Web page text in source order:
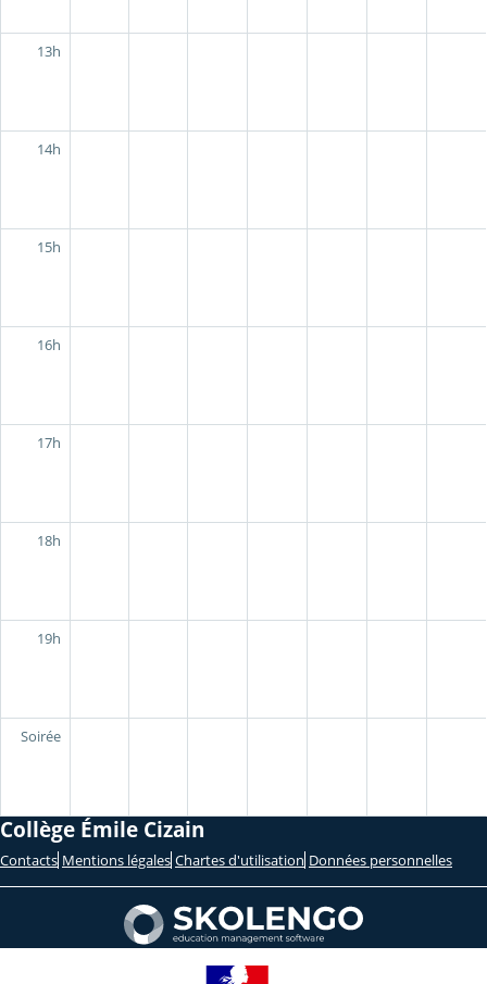
13h
14h
15h
16h
17h
18h
19h
Soirée
Collège Émile Cizain
Contacts Mentions légales Chartes d'utilisation Données personnelles